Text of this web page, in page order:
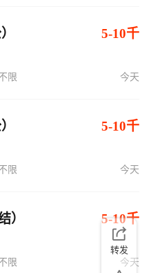
5-10千
限 今天
5-10千
限 今天
） 5-10千
限 今天
转发